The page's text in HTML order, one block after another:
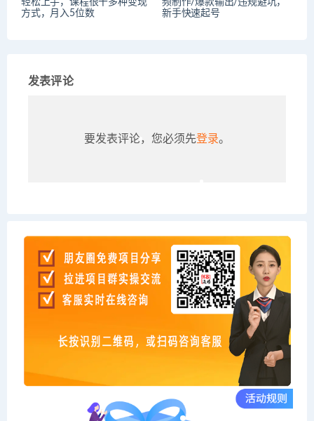
轻松上手，课程很干多种变现
方式，月入5位数
频制作/爆款输出/违规避坑，
新手快速起号
发表评论
要发表评论，您必须先登录。